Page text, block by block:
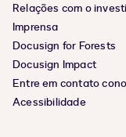
Relações com o
Imprensa
Docusign for Forests
Docusign Impact
Entre em contato
Acessibilidade